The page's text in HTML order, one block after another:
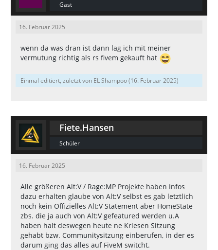
Gast
16. Februar 2025
wenn da was dran ist dann lag ich mit meiner
vermutung richtig als rs fivem gekauft hat
Einmal editiert, zuletzt von EL Shampoo (16. Februar 2025)
Fiete.Hansen
Schüler
16. Februar 2025
Alle größeren Alt:V / Rage:MP Projekte haben Infos
dazu erhalten glaube von Alt:V selbst es gab letztlich
noch kein Offizielles Alt:V Statement aber HomeState
zbs. die ja auch von Alt:V gefeatured werden u.A
haben halt deswegen heute ne Kriesen Sitzung
gehabt bzw. Communitysitzung einberufen, in der es
darum ging das alles auf FiveM switcht.